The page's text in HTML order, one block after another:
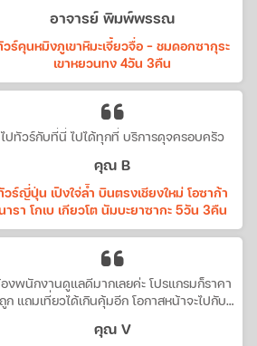
อาจารย์ พิมพ์พรรณ
ร์คุนหมิงภูเขาหิมะเจี้ยวจื่อ - ชมดอกซากุระ
เขาหยวนทง 4วัน 3คืน
ไปทัวร์กับที่นี่ ไปได้ทุกที่ บริการดุจครอบครัว
คุณ B
วร์ญี่ปุ่น เปิงใจ่ล้ำ บินตรงเชียงใหม่ โอซาก้า
ารา โกเบ เกียวโต นัมบะยาซากะ 5วัน 3คืน
งพนักงานดูแลดีมากเลยค่ะ โปรแกรมก็ราคา
ถูก แถมเที่ยวได้เกินคุ้มอีก โอกาสหน้าจะไปกับ
คุณ V